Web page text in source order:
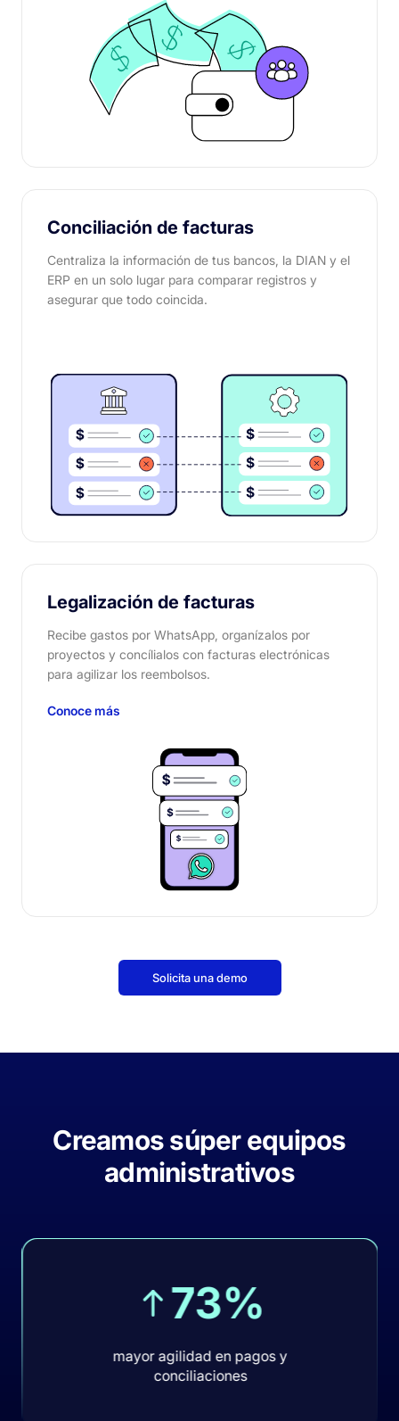
Conciliación de facturas
Centraliza la información de tus bancos, la DIAN y el
ERP en un solo lugar para comparar registros y
asegurar que todo coincida.
Legalización de facturas
Recibe gastos por WhatsApp, organízalos por
proyectos y concílialos con facturas electrónicas
para agilizar los reembolsos.
Conoce más
Solicita una demo
Creamos súper equipos
administrativos
73%
mayor agilidad en pagos y
conciliaciones